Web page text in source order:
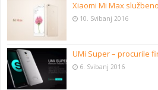
Xiaomi Mi Max
10. Svibanj 2016
UMi Super – procurile
6. Svibanj 2016